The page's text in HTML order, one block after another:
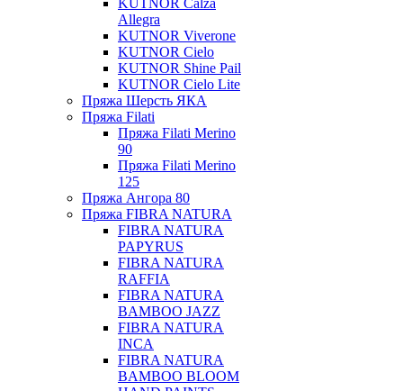
KUTNOR Calza
Allegra
KUTNOR Viverone
KUTNOR Cielo
KUTNOR Shine Pail
KUTNOR Cielo Lite
Пряжа Шерсть ЯКА
Пряжа Filati
Пряжа Filati Merino
90
Пряжа Filati Merino
125
Пряжа Ангора 80
Пряжа FIBRA NATURA
FIBRA NATURA
PAPYRUS
FIBRA NATURA
RAFFIA
FIBRA NATURA
BAMBOO JAZZ
FIBRA NATURA
INCA
FIBRA NATURA
BAMBOO BLOOM